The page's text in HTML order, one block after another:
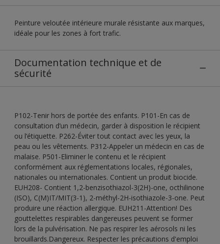
Peinture veloutée intérieure murale résistante aux marques,
idéale pour les zones à fort trafic.
Documentation technique et de
sécurité
P102-Tenir hors de portée des enfants. P101-En cas de
consultation d’un médecin, garder à disposition le récipient
ou l’étiquette. P262-Éviter tout contact avec les yeux, la
peau ou les vêtements. P312-Appeler un médecin en cas de
malaise. P501-Eliminer le contenu et le récipient
conformément aux réglementations locales, régionales,
nationales ou internationales. Contient un produit biocide.
EUH208- Contient 1,2-benzisothiazol-3(2H)-one, octhilinone
(ISO), C(M)IT/MIT(3-1), 2-méthyl-2H-isothiazole-3-one. Peut
produire une réaction allergique. EUH211-Attention! Des
gouttelettes respirables dangereuses peuvent se former
lors de la pulvérisation. Ne pas respirer les aérosols ni les
brouillards.Dangereux. Respecter les précautions d'emploi